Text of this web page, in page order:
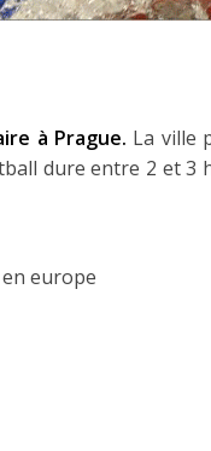
à Prague. La ville
dure entre 2 et 3